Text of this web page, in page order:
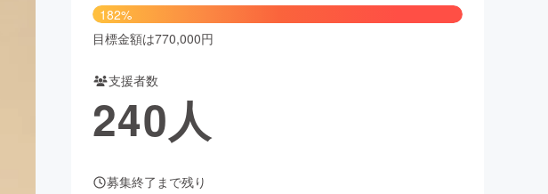
ビューティー・ヘルスケア
182%
目標金額は770,000円
支援者数
240人
募集終了まで残り